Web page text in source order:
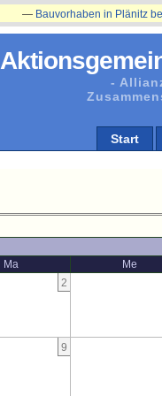
-
Start
Bauvorhaben in Plänitz betr.
Ma Me
2
9